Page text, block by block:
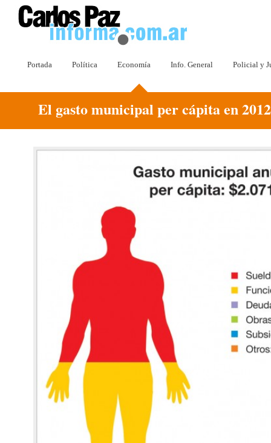
Portada Política Economía Info. General Policial y
El gasto municipal per cápita en